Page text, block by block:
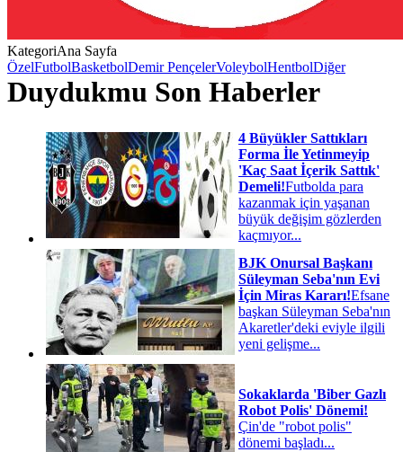
KategoriAna Sayfa
ÖzelFutbolBasketbolDemir PençelerVoleybolHentbolDiğer
Duydukmu Son Haberler
4 Büyükler Sattıkları
Forma İle Yetinmeyip
'Kaç Saat İçerik Sattık'
Demeli!Futbolda para
kazanmak için yaşanan
büyük değişim gözlerden
kaçmıyor...
BJK Onursal Başkanı
Süleyman Seba'nın Evi
İçin Miras Kararı!Efsane
başkan Süleyman Seba'nın
Akaretler'deki eviyle ilgili
yeni gelişme...
Sokaklarda 'Biber Gazlı
Robot Polis' Dönemi!
Çin'de "robot polis"
dönemi başladı...